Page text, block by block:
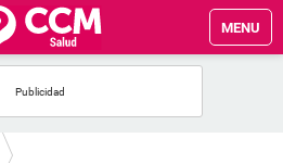
MENU